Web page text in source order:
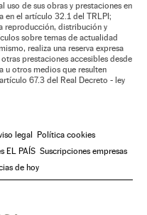
uso de sus obras y prestaciones en
en el artículo 32.1 del TRLPI;
reproducción, distribución y
sobre temas de actualidad
realiza una reserva expresa
prestaciones accesibles desde
u otros medios que resulten
67.3 del Real Decreto - ley
legal
Política cookies
EL PAÍS Suscripciones empresas
de hoy